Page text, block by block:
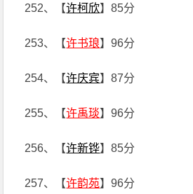
252、【许柯欣】85分
253、【许书琅】96分
254、【许庆宾】87分
255、【许禹琰】96分
256、【许新铧】85分
257、【许韵苑】96分